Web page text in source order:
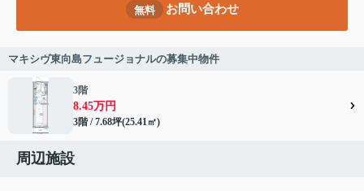
無料 お問い合わせ
マキシヴ東向島フュージョナルの募集中物件
3階
8.45万円
3階 / 7.68坪(25.41㎡)
周辺施設